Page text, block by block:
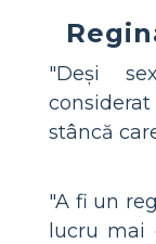
"Deși
stâncă
"A fi un
lucru mai